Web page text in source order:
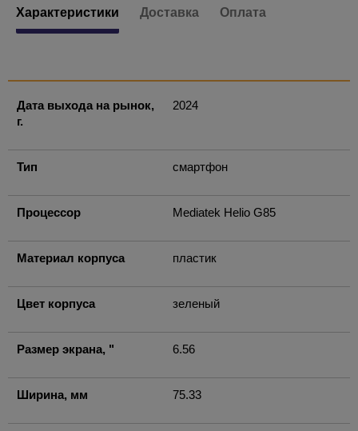
Характеристики Доставка Оплата
Дата выхода на рынок,
г.
2024
Тип смартфон
Процессор Mediatek Helio G85
Материал корпуса пластик
Цвет корпуса зеленый
Размер экрана, " 6.56
Ширина, мм 75.33